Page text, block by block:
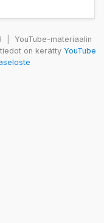
YouTube-materiaalin
on kerätty YouTube